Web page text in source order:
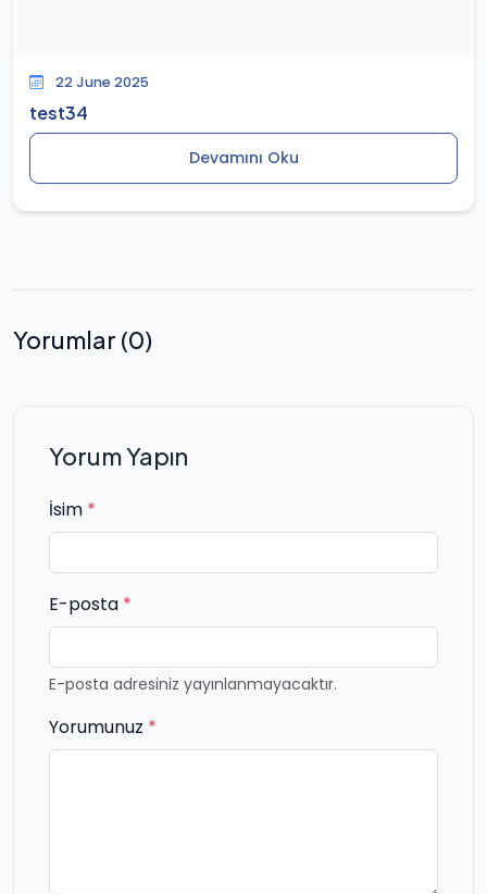
22 June 2025
test34
Devamını Oku
Yorumlar (0)
Yorum Yapın
İsim *
E-posta *
E-posta adresiniz yayınlanmayacaktır.
Yorumunuz *